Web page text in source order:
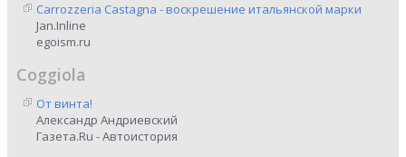
Carrozzeria Castagna - воскрешение итальянской марки
Jan.Inline
egoism.ru
Coggiola
От винта!
Александр Андриевский
Газета.Ru - Автоистория